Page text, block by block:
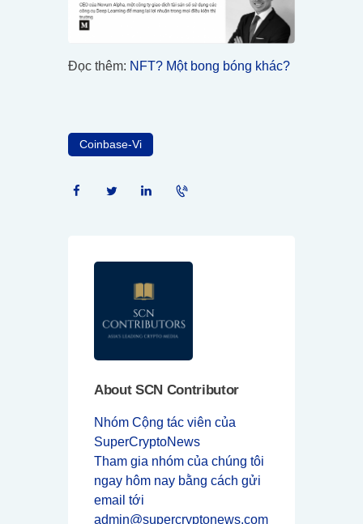
Đọc thêm: NFT? Một bong bóng khác?
Coinbase-Vi
About SCN Contributor
Nhóm Cộng tác viên của
SuperCryptoNews
Tham gia nhóm của chúng tôi
ngay hôm nay bằng cách gửi
email tới
admin@supercryptonews.com